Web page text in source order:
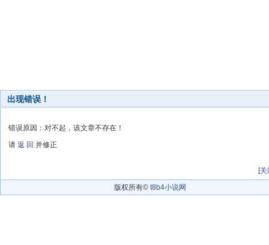
出现错误！
错误原因：对不起，该文章不存在！
请 返 回 并修正
[关
版权所有© t8b4小说网